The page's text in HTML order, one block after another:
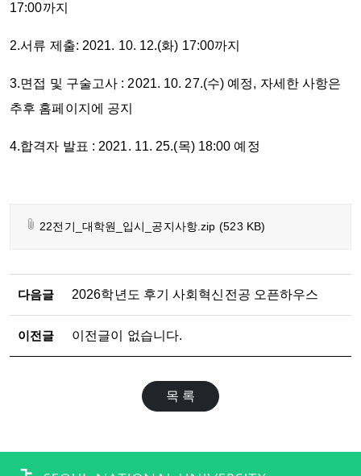
17:00까지
2.서류 제출: 2021. 10. 12.(화) 17:00까지
3.면접 및 구술고사 : 2021. 10. 27.(수) 예정, 자세한 사항은
추후 홈페이지에 공지
4.합격자 발표 : 2021. 11. 25.(목) 18:00 예정
22전기_대학원_입시_공지사항.zip (523 KB)
다음글 2026학년도 후기 사회혁신전공 오픈하우스
이전글 이전글이 없습니다.
목 록